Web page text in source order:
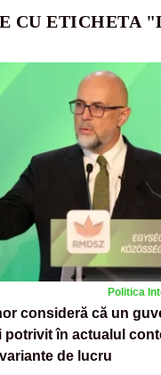
CU ETICHETA
Politica
consideră că un
potrivit în actualul
de lucru